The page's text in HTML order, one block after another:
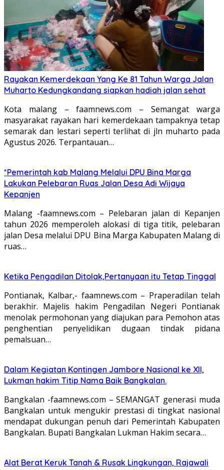
Rayakan Kemerdekaan Yang Ke 81 Tahun Warga Jalan
Muharto Kedungkandang siapkan hadiah jalan sehat
Kota malang – faamnews.com – Semangat warga
masyarakat rayakan hari kemerdekaan tampaknya tetap
semarak dan lestari seperti terlihat di jln muharto pada
Agustus 2026. Terpantauan…
*Pemerintah kab Malang Melalui DPU Bina Marga
Lakukan Pelebaran Ruas Jalan Desa Adi Wijaya
Kepanjen
Malang -faamnews.com – Pelebaran jalan di Kepanjen
tahun 2026 memperoleh alokasi di tiga titik, pelebaran
jalan Desa melalui DPU Bina Marga Kabupaten Malang di
ruas…
Ketika Pengadilan Ditolak,Pertanyaan itu Tetap Tinggal
Pontianak, Kalbar,- faamnews.com – Praperadilan telah
berakhir. Majelis hakim Pengadilan Negeri Pontianak
menolak permohonan yang diajukan para Pemohon atas
penghentian penyelidikan dugaan tindak pidana
pemalsuan…
Dalam Kegiatan Kontingen Jambore Nasional ke XII,
Lukman hakim Titip Nama Baik Bangkalan.
Bangkalan -faamnews.com – SEMANGAT generasi muda
Bangkalan untuk mengukir prestasi di tingkat nasional
mendapat dukungan penuh dari Pemerintah Kabupaten
Bangkalan. Bupati Bangkalan Lukman Hakim secara…
Alat Berat Keruk Tanah & Rusak Lingkungan, Rajawali